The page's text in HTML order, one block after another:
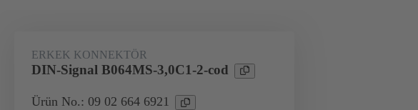
ERKEK KONNEKTÖR
DIN-Signal B064MS-3,0C1-2-cod
Ürün No.: 09 02 664 6921